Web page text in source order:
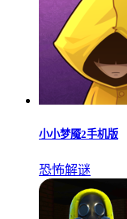
海龟蘑菇汤完整版
休闲益智